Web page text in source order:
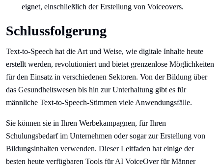
eignet, einschließlich der Erstellung von Voiceovers.
Schlussfolgerung
Text-to-Speech hat die Art und Weise, wie digitale Inhalte heute
erstellt werden, revolutioniert und bietet grenzenlose Möglichkeiten
für den Einsatz in verschiedenen Sektoren. Von der Bildung über
das Gesundheitswesen bis hin zur Unterhaltung gibt es für
männliche Text-to-Speech-Stimmen viele Anwendungsfälle.
Sie können sie in Ihren Werbekampagnen, für Ihren
Schulungsbedarf im Unternehmen oder sogar zur Erstellung von
Bildungsinhalten verwenden. Dieser Leitfaden hat einige der
besten heute verfügbaren Tools für AI VoiceOver für Männer